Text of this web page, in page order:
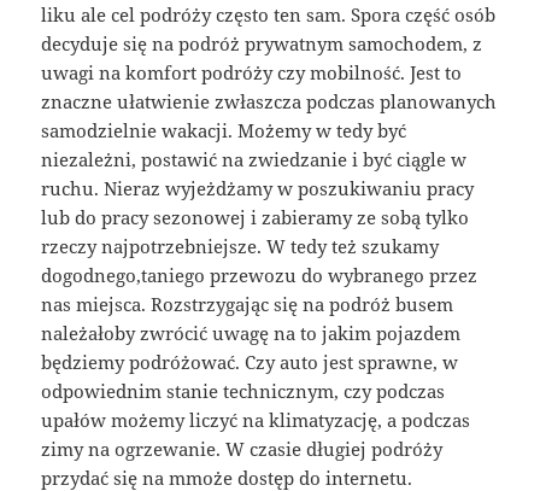
liku ale cel podróży często ten sam. Spora część osób
decyduje się na podróż prywatnym samochodem, z
uwagi na komfort podróży czy mobilność. Jest to
znaczne ułatwienie zwłaszcza podczas planowanych
samodzielnie wakacji. Możemy w tedy być
niezależni, postawić na zwiedzanie i być ciągle w
ruchu. Nieraz wyjeżdżamy w poszukiwaniu pracy
lub do pracy sezonowej i zabieramy ze sobą tylko
rzeczy najpotrzebniejsze. W tedy też szukamy
dogodnego,taniego przewozu do wybranego przez
nas miejsca. Rozstrzygając się na podróż busem
należałoby zwrócić uwagę na to jakim pojazdem
będziemy podróżować. Czy auto jest sprawne, w
odpowiednim stanie technicznym, czy podczas
upałów możemy liczyć na klimatyzację, a podczas
zimy na ogrzewanie. W czasie długiej podróży
przydać się na mmoże dostęp do internetu.